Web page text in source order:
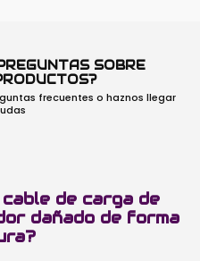
SOBRE
frecuentes o haznos llegar
de carga de
dañado de forma